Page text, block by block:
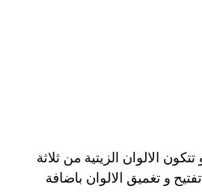
الالوان الزيتية من ثلاثة
و تغميق الالوان باضافة